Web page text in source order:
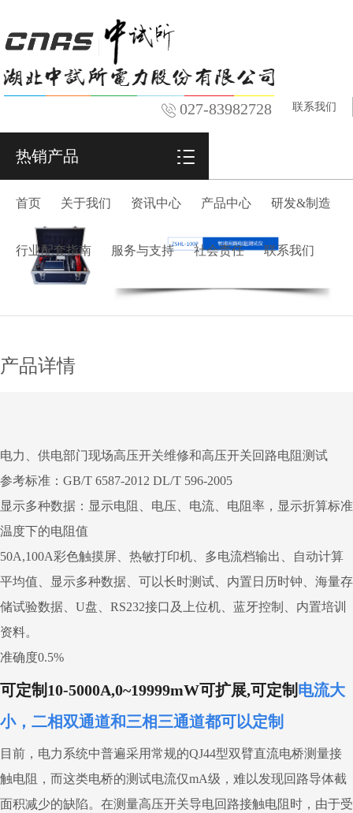
027-83982728 联系我们
热销产品
首页 关于我们 资讯中心 产品中心 研发&制造
行业配套指南 服务与支持 社会责任 联系我们
产品详情
电力、供电部门现场高压开关维修和高压开关回路电阻测试
参考标准：GB/T 6587-2012 DL/T 596-2005
显示多种数据：显示电阻、电压、电流、电阻率，显示折算标准
温度下的电阻值
50A,100A彩色触摸屏、热敏打印机、多电流档输出、自动计算
平均值、显示多种数据、可以长时测试、内置日历时钟、海量存
储试验数据、U盘、RS232接口及上位机、蓝牙控制、内置培训
资料。
准确度0.5%
可定制 10-5000A,0~19999mW可扩展,可定制 电流大
小，二相双通道和三相三通道都可以定制
目前，电力系统中普遍采用常规的QJ44型双臂直流电桥测量接
触电阻，而这类电桥的测试电流仅mA级，难以发现回路导体截
面积减少的缺陷。在测量高压开关导电回路接触电阻时，由于受